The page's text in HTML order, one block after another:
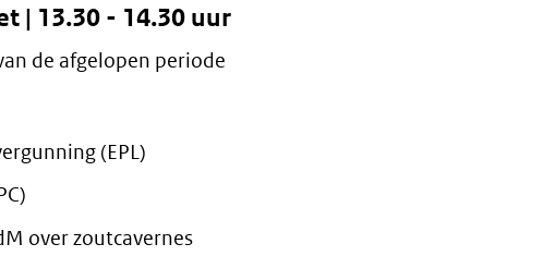
| 13.30 - 14.30 uur
de afgelopen periode
(EPL)
over zoutcavernes